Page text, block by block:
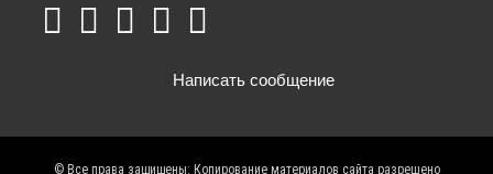
Написать сообщение
© Все права защищены: Копирование материалов сайта разрешено